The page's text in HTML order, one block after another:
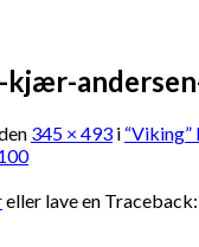
345 × 493 i “Viking”
eller lave en Traceback: